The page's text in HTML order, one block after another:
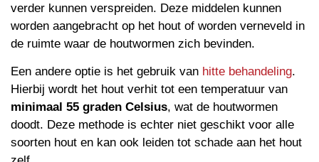
verder kunnen verspreiden. Deze middelen kunnen
worden aangebracht op het hout of worden verneveld in
de ruimte waar de houtwormen zich bevinden.
Een andere optie is het gebruik van hitte behandeling.
Hierbij wordt het hout verhit tot een temperatuur van
minimaal 55 graden Celsius, wat de houtwormen
doodt. Deze methode is echter niet geschikt voor alle
soorten hout en kan ook leiden tot schade aan het hout